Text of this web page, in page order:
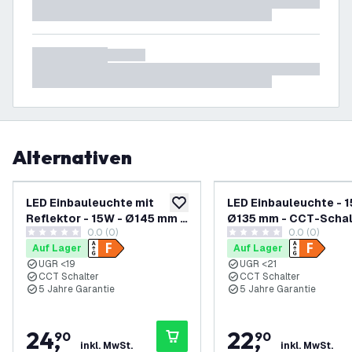
Alternativen
zur Wunschliste hinzufügen
LED Einbauleuchte mit
Reflektor - 15W - Ø145 mm -
CCT-Schalter - Schwarz - 5
Jahre Garantie
0 Bewertungssterne
0.0 (0)
Auf Lager
UGR <19
CCT Schalter
5 Jahre Garantie
24,
90
inkl. MwSt.
LED Einbauleuchte -
Ø135 mm - CCT-
Schwarz - 5 Jahre
0 Bewertungssterne
0.0 (0)
Auf Lager
UGR <21
CCT Schalter
5 Jahre Garantie
22,
90
inkl. MwSt.